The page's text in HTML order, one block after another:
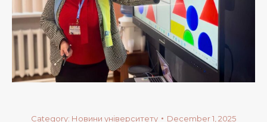
Category: Новини університету December 1, 2025